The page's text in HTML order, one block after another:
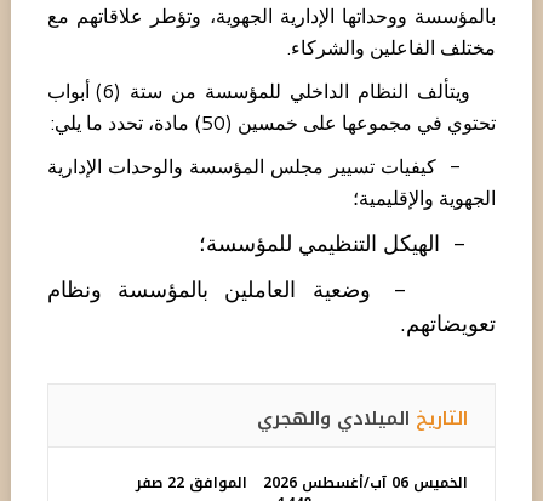
بالمؤسسة ووحداتها الإدارية الجهوية، وتؤطر علاقاتهم مع
مختلف الفاعلين والشركاء.
ويتألف النظام الداخلي للمؤسسة من ستة (6) أبواب
تحتوي في مجموعها على خمسين (50) مادة، تحدد ما يلي:
- كيفيات تسيير مجلس المؤسسة والوحدات الإدارية
الجهوية والإقليمية؛
- الهيكل التنظيمي للمؤسسة؛
- وضعية العاملين بالمؤسسة ونظام
تعويضاتهم.
التاريخ الميلادي والهجري
الخميس 06 آب/أغسطس 2026 الموافق 22 صفر